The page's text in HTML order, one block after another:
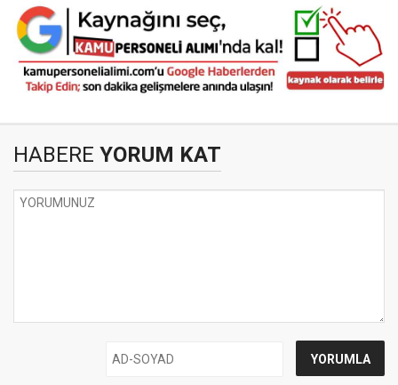
HABERE YORUM KAT